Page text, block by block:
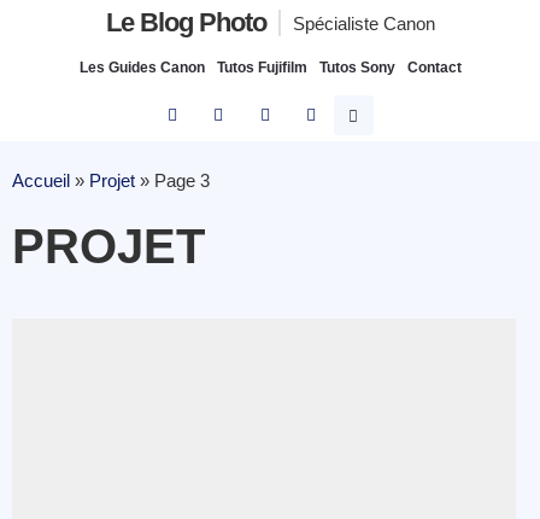
Le Blog Photo Spécialiste Canon
Les Guides Canon Tutos Fujifilm Tutos Sony Contact
Accueil » Projet » Page 3
PROJET